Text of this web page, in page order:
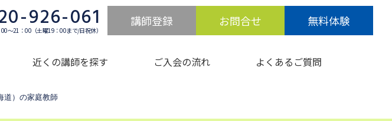
926-061
00～21：00（土曜19：00まで/日祝休）
講師登録 お問合せ 無料体験
近くの講師を探す ご入会の流れ よくあるご質問
）の家庭教師